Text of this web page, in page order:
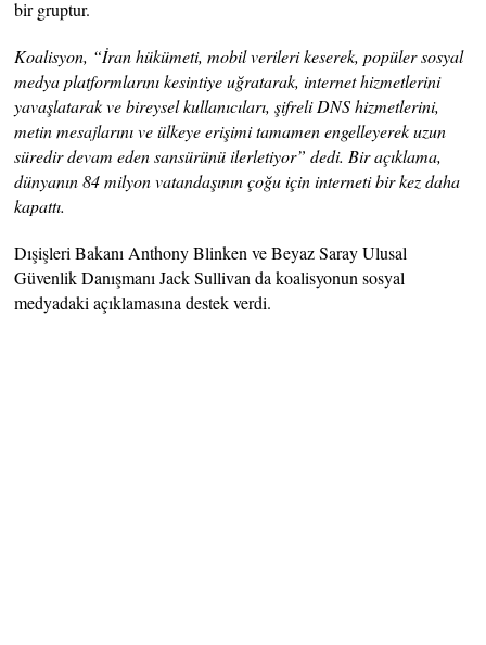
bir gruptur.
Koalisyon, “İran hükümeti, mobil verileri keserek, popüler sosyal
medya platformlarını kesintiye uğratarak, internet hizmetlerini
yavaşlatarak ve bireysel kullanıcıları, şifreli DNS hizmetlerini,
metin mesajlarını ve ülkeye erişimi tamamen engelleyerek uzun
süredir devam eden sansürünü ilerletiyor” dedi. Bir açıklama,
dünyanın 84 milyon vatandaşının çoğu için interneti bir kez daha
kapattı.
Dışişleri Bakanı Anthony Blinken ve Beyaz Saray Ulusal
Güvenlik Danışmanı Jack Sullivan da koalisyonun sosyal
medyadaki açıklamasına destek verdi.